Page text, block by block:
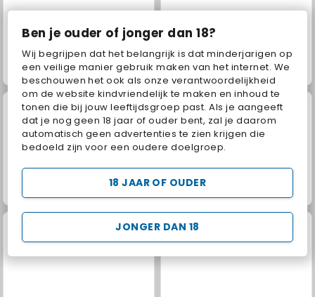
Ben je ouder of jonger dan 18?
Wij begrijpen dat het belangrijk is dat minderjarigen op
een veilige manier gebruik maken van het internet. We
beschouwen het ook als onze verantwoordelijkheid
om de website kindvriendelijk te maken en inhoud te
tonen die bij jouw leeftijdsgroep past. Als je aangeeft
dat je nog geen 18 jaar of ouder bent, zal je daarom
automatisch geen advertenties te zien krijgen die
bedoeld zijn voor een oudere doelgroep.
JONGER DAN 18
18 JAAR OF OUDER
Royal Story Rummy World